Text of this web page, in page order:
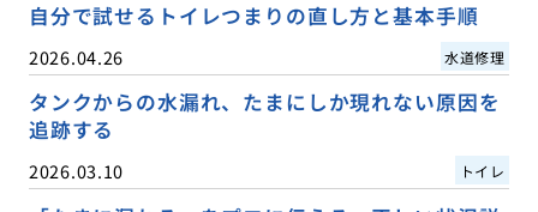
自分で試せるトイレつまりの直し方と基本手順
2026.04.26 水道修理
タンクからの水漏れ、たまにしか現れない原因を
追跡する
2026.03.10 トイレ